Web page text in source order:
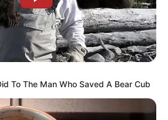
To The Man Who Saved A Bear Cub